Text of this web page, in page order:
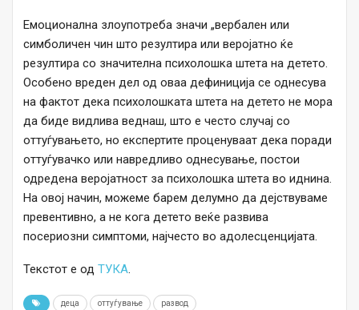
Емоционална злоупотреба значи „вербален или
симболичен чин што резултира или веројатно ќе
резултира со значителна психолошка штета на детето.
Особено вреден дел од оваа дефиниција се однесува
на фактот дека психолошката штета на детето не мора
да биде видлива веднаш, што е често случај со
оттуѓувањето, но експертите проценуваат дека поради
оттуѓувачко или навредливо однесување, постои
одредена веројатност за психолошка штета во иднина.
На овој начин, можеме барем делумно да дејствуваме
превентивно, а не кога детето веќе развива
посериозни симптоми, најчесто во адолесценцијата.
Текстот е од ТУКА.
деца оттуѓување развод